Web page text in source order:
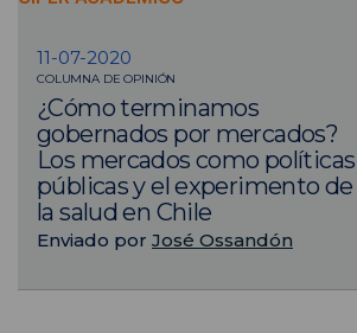
11-07-2020
COLUMNA DE OPINIÓN
¿Cómo terminamos
gobernados por mercados?
Los mercados como políticas
públicas y el experimento de
la salud en Chile
Enviado por José Ossandón